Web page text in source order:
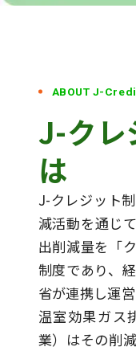
ABOUT J-
J-クレ
は
J-クレジット
減活動を通じ
出削減量を「
制度であり、
省が連携し運営
温室効果ガス
業）はその削